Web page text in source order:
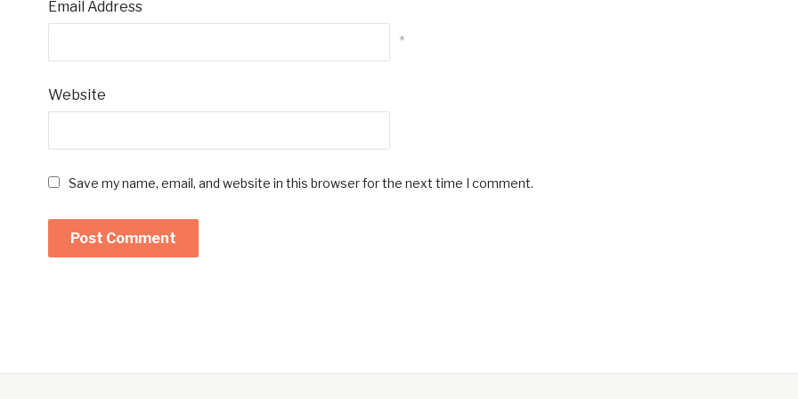
Email Address
*
Website
Save my name, email, and website in this browser for the next time I comment.